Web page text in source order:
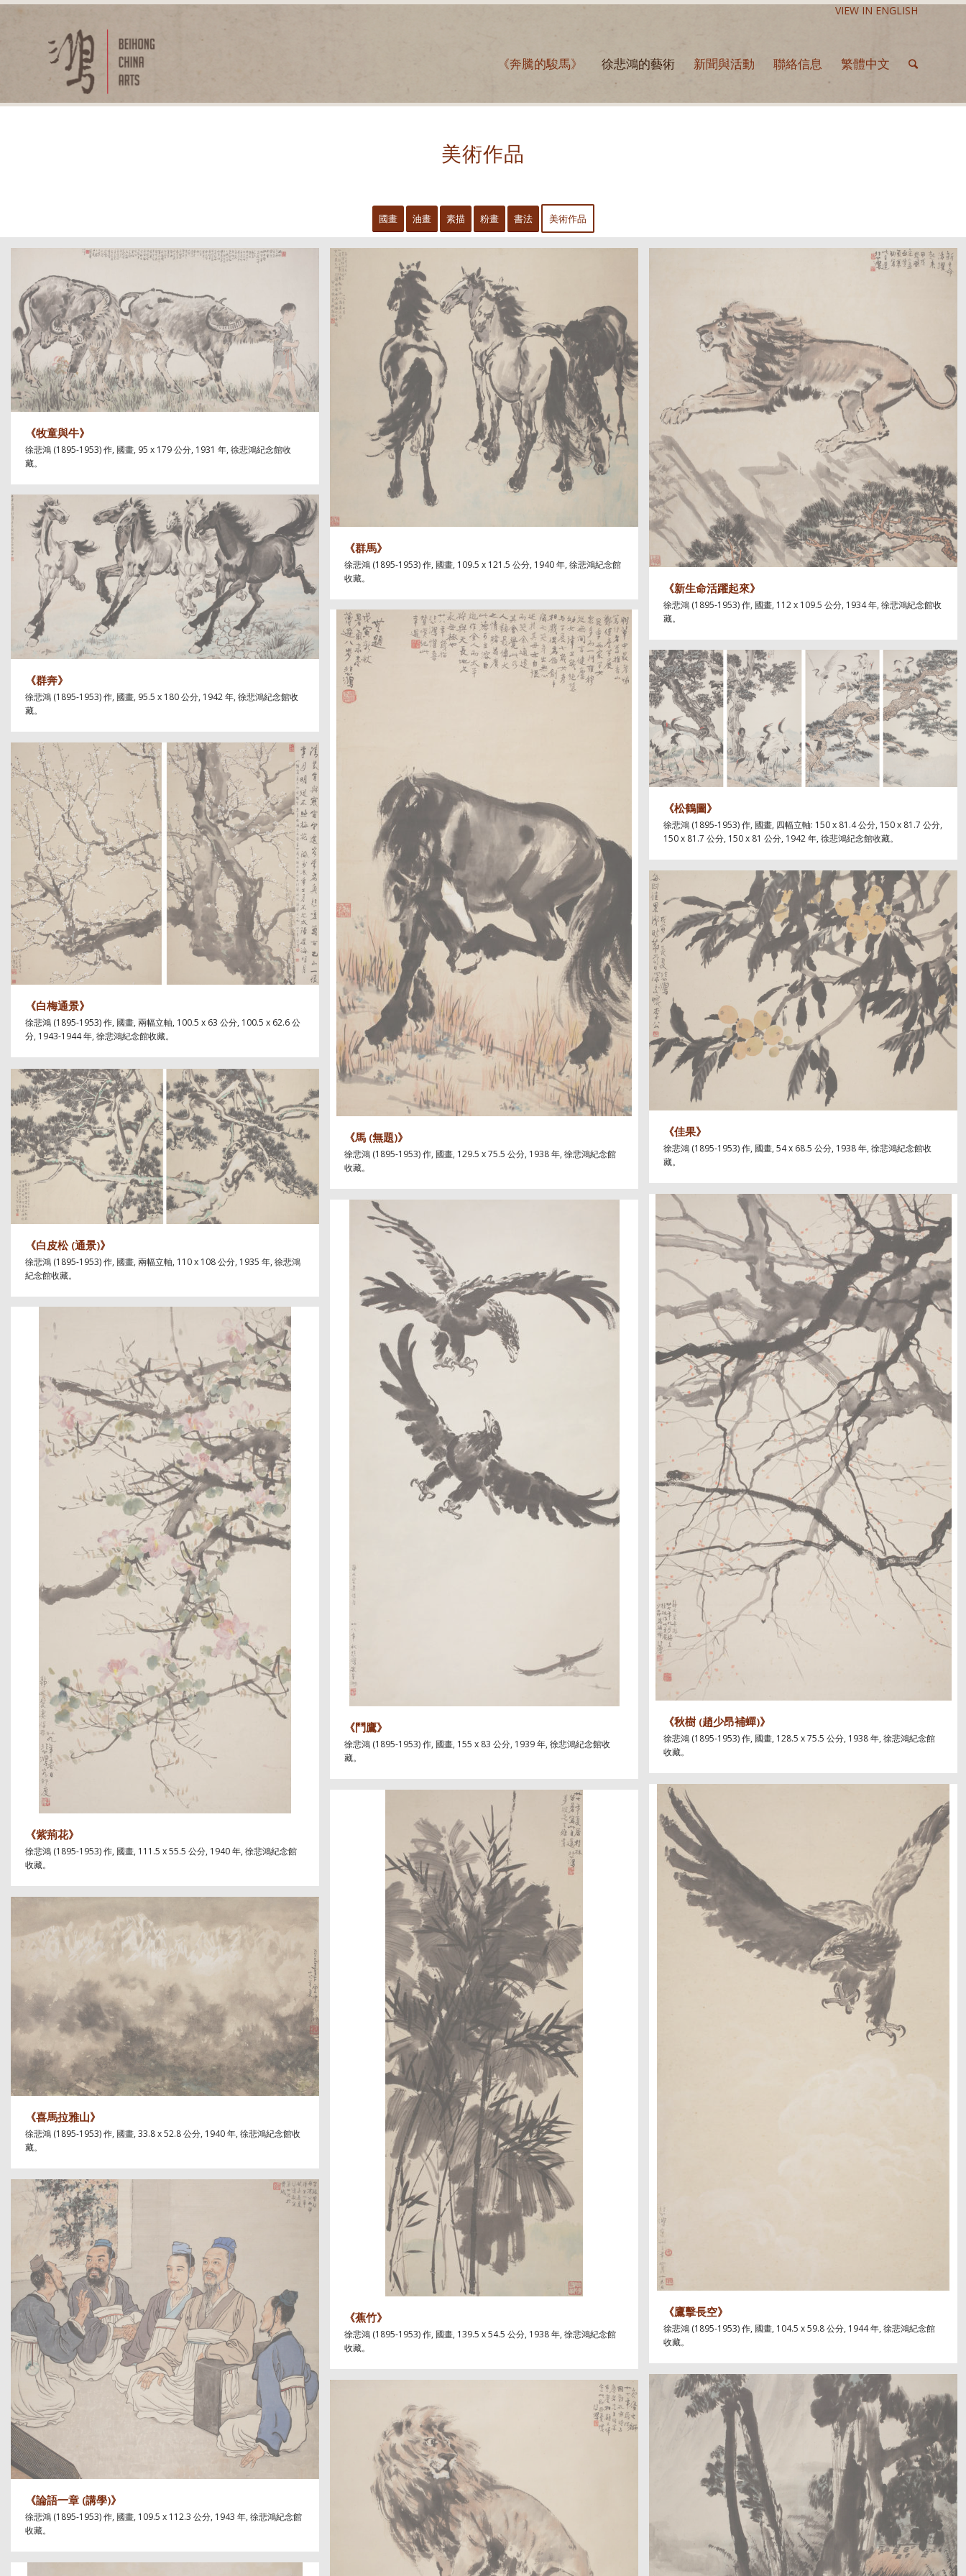
VIEW IN ENGLISH
《奔騰的駿馬》 徐悲鴻的藝術 新聞與活動 聯絡信息 繁體中文
美術作品
國畫 油畫 素描 粉畫 書法 美術作品
《牧童與牛》
徐悲鴻 (1895-1953) 作, 國畫, 95 x 179 公分, 1931 年, 徐悲鴻紀念館收
藏。
《群馬》
徐悲鴻 (1895-1953) 作, 國畫, 109.5 x 121.5 公分, 1940 年, 徐悲鴻紀念館
收藏。
《新生命活躍起來》
徐悲鴻 (1895-1953) 作, 國畫, 112 x 109.5 公分, 1934 年, 徐悲鴻紀念館收
藏。
《群奔》
徐悲鴻 (1895-1953) 作, 國畫, 95.5 x 180 公分, 1942 年, 徐悲鴻紀念館收
藏。
《馬 (無題)》
徐悲鴻 (1895-1953) 作, 國畫, 129.5 x 75.5 公分, 1938 年, 徐悲鴻紀念館
收藏。
《松鶴圖》
徐悲鴻 (1895-1953) 作, 國畫, 四幅立軸: 150 x 81.4 公分, 150 x 81.7 公分,
150 x 81.7 公分, 150 x 81 公分, 1942 年, 徐悲鴻紀念館收藏。
《白梅通景》
徐悲鴻 (1895-1953) 作, 國畫, 兩幅立軸, 100.5 x 63 公分, 100.5 x 62.6 公
分, 1943-1944 年, 徐悲鴻紀念館收藏。
《佳果》
徐悲鴻 (1895-1953) 作, 國畫, 54 x 68.5 公分, 1938 年, 徐悲鴻紀念館收
藏。
《白皮松 (通景)》
徐悲鴻 (1895-1953) 作, 國畫, 兩幅立軸, 110 x 108 公分, 1935 年, 徐悲鴻
紀念館收藏。
《秋樹 (趙少昂補蟬)》
徐悲鴻 (1895-1953) 作, 國畫, 128.5 x 75.5 公分, 1938 年, 徐悲鴻紀念館
收藏。
《鬥鷹》
徐悲鴻 (1895-1953) 作, 國畫, 155 x 83 公分, 1939 年, 徐悲鴻紀念館收
藏。
《紫荊花》
徐悲鴻 (1895-1953) 作, 國畫, 111.5 x 55.5 公分, 1940 年, 徐悲鴻紀念館
收藏。
《鷹擊長空》
徐悲鴻 (1895-1953) 作, 國畫, 104.5 x 59.8 公分, 1944 年, 徐悲鴻紀念館
收藏。
《蕉竹》
徐悲鴻 (1895-1953) 作, 國畫, 139.5 x 54.5 公分, 1938 年, 徐悲鴻紀念館
收藏。
《喜馬拉雅山》
徐悲鴻 (1895-1953) 作, 國畫, 33.8 x 52.8 公分, 1940 年, 徐悲鴻紀念館收
藏。
《論語一章 (講學)》
徐悲鴻 (1895-1953) 作, 國畫, 109.5 x 112.3 公分, 1943 年, 徐悲鴻紀念館
收藏。